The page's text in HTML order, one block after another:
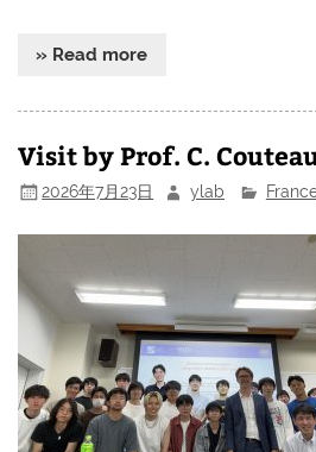
» Read more
Visit by Prof. C.
2026年7月23日 ylab